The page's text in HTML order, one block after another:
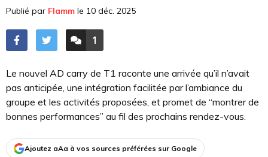
Publié par Flamm le 10 déc. 2025
ACCÉDER AUX
1
COMMENTAIRES
Le nouvel AD carry de T1 raconte une arrivée qu’il n’avait
pas anticipée, une intégration facilitée par l’ambiance du
groupe et les activités proposées, et promet de “montrer de
bonnes performances” au fil des prochains rendez-vous.
Ajoutez aAa à vos sources préférées sur Google